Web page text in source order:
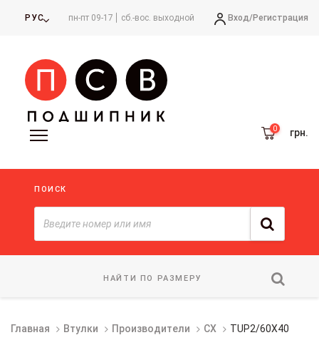
РУС пн-пт 09-17 сб.-вос. выходной Вход/Регистрация
грн.
ПОИСК
НАЙТИ ПО РАЗМЕРУ
Главная Втулки Производители CX TUP2/60X40